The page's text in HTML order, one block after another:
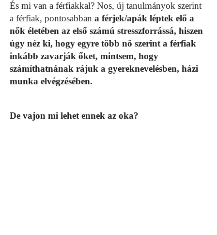
És mi van a férfiakkal? Nos, új tanulmányok szerint
a férfiak, pontosabban a férjek/apák léptek elő a
nők életében az első számú stresszforrássá, hiszen
úgy néz ki, hogy egyre több nő szerint a férfiak
inkább zavarják őket, mintsem, hogy
számíthatnának rájuk a gyereknevelésben, házi
munka elvégzésében.
De vajon mi lehet ennek az oka?